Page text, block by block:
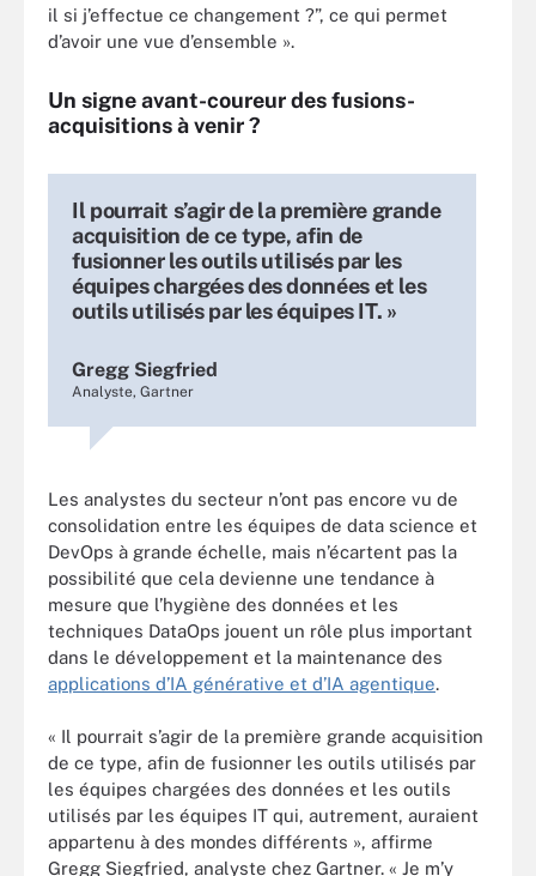
il si j’effectue ce changement ?”, ce qui permet
d’avoir une vue d’ensemble ».
Un signe avant-coureur des fusions-
acquisitions à venir ?
Il pourrait s’agir de la première grande
acquisition de ce type, afin de
fusionner les outils utilisés par les
équipes chargées des données et les
outils utilisés par les équipes IT. »
Gregg Siegfried
Analyste, Gartner
Les analystes du secteur n’ont pas encore vu de
consolidation entre les équipes de data science et
DevOps à grande échelle, mais n’écartent pas la
possibilité que cela devienne une tendance à
mesure que l’hygiène des données et les
techniques DataOps jouent un rôle plus important
dans le développement et la maintenance des
applications d’IA générative et d’IA agentique.
« Il pourrait s’agir de la première grande acquisition
de ce type, afin de fusionner les outils utilisés par
les équipes chargées des données et les outils
utilisés par les équipes IT qui, autrement, auraient
appartenu à des mondes différents », affirme
Gregg Siegfried, analyste chez Gartner. « Je m’y